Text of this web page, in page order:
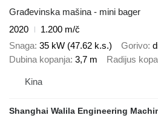
Građevinska mašina - mini bager
2020
1.200 m/č
Snaga 35 kW (47.62 k.s.) Gorivo
Dubina kopanja 3,7 m Radijus
Kina
Shanghai Walila Engineering